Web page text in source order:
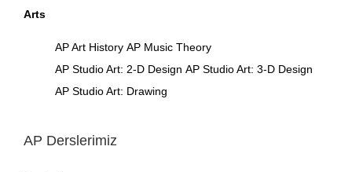
Arts
AP Art History AP Music Theory
AP Studio Art: 2-D Design AP Studio Art: 3-D Design
AP Studio Art: Drawing
AP Derslerimiz